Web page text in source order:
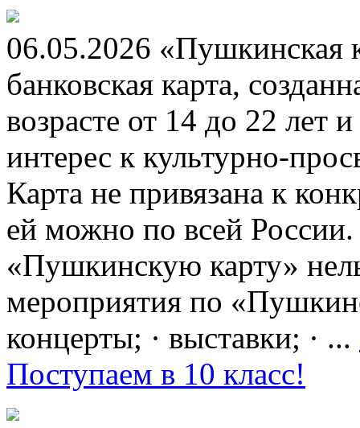
06.05.2026 «Пушкинская
банковская карта,
возрасте от 14 до 22 лет
интерес к культурно-
Карта не привязана к
ей можно по всей
«Пушкинскую карту»
мероприятия по
концерты; · выставки; · ...
Поступаем в 10 класс!